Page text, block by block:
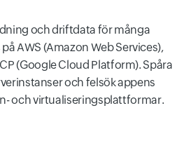
och driftdata för många
AWS (Amazon Web Services),
(Google Cloud Platform). Spåra
och felsök appens
och virtualiseringsplattformar.